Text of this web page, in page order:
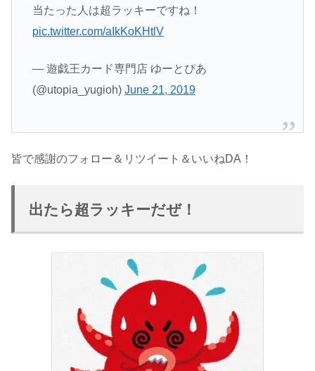
当たった人は超ラッキーですね！
pic.twitter.com/aIkKoKHtlV
— 遊戯王カード専門店 ゆーとぴあ
(@utopia_yugioh) June 21, 2019
皆で感謝のフォロー＆リツイート＆いいねDA！
出たら超ラッキーだぜ！